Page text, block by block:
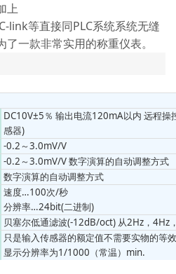
上
link等直接同PLC系统系统无缝
一款非常实用的称重仪表。
DC10V±5％ 输出电流120mA以内 远程
感器)
-0.2～3.0mV/V
-0.2～3.0mV/V 数字演算的自动调整方式
数字演算的自动调整方式
速度…100次/秒
分辨率…24bit(二进制)
贝塞尔低通滤波(-12dB/oct) 从2Hz，4Hz
只是输入传感器的额定值不需要实物的等
显示分辨率为1/1000（常温）min.